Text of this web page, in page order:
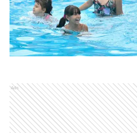
Ads